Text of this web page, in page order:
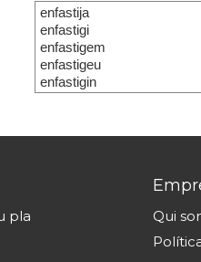
enfastija
enfastigi
enfastigem
enfastigeu
enfastigin
pla
Qui